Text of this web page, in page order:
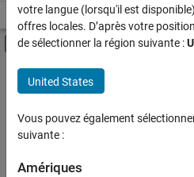
Accueil Explorer nos opportunités
Activer/désactiver
Contenu principal
FILTRER PAR
Ventes commerciales
Ventes internes
Opérations commerciales
votre langue (lorsqu'il est
offres locales. D’après votre
de sélectionner la région suivante :
United States
Vous pouvez également
suivante :
Amériques